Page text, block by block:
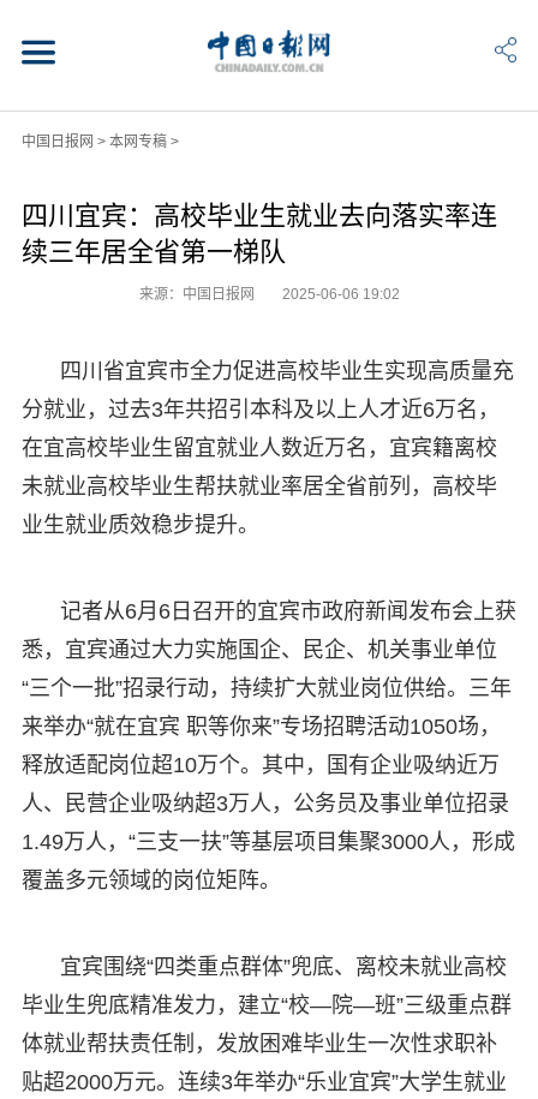
中国日报网 > 本网专稿>
四川宜宾：高校毕业生就业去向落实率连
续三年居全省第一梯队
来源：中国日报网 2025-06-06 19:02
四川省宜宾市全力促进高校毕业生实现高质量充
分就业，过去3年共招引本科及以上人才近6万名，
在宜高校毕业生留宜就业人数近万名，宜宾籍离校
未就业高校毕业生帮扶就业率居全省前列，高校毕
业生就业质效稳步提升。
记者从6月6日召开的宜宾市政府新闻发布会上获
悉，宜宾通过大力实施国企、民企、机关事业单位
“三个一批”招录行动，持续扩大就业岗位供给。三年
来举办“就在宜宾 职等你来”专场招聘活动1050场，
释放适配岗位超10万个。其中，国有企业吸纳近万
人、民营企业吸纳超3万人，公务员及事业单位招录
1.49万人，“三支一扶”等基层项目集聚3000人，形成
覆盖多元领域的岗位矩阵。
宜宾围绕“四类重点群体”兜底、离校未就业高校
毕业生兜底精准发力，建立“校—院—班”三级重点群
体就业帮扶责任制，发放困难毕业生一次性求职补
贴超2000万元。连续3年举办“乐业宜宾”大学生就业